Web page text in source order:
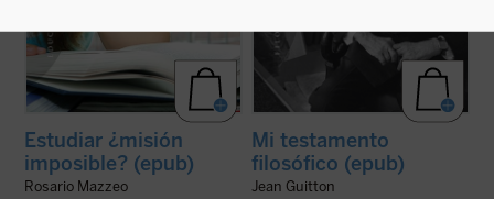
Estudiar ¿misión
imposible? (epub)
Rosario Mazzeo
Mi testamento
filosófico (epub)
Jean Guitton